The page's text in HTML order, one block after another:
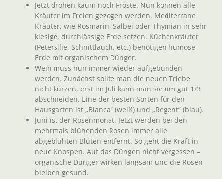
Jetzt drohen kaum noch Fröste. Nun können alle
Kräuter im Freien gezogen werden. Mediterrane
Kräuter, wie Rosmarin, Salbei oder Thymian in sehr
kiesige, durchlässige Erde setzen. Küchenkräuter
(Petersilie, Schnittlauch, etc.) benötigen humose
Erde mit organischem Dünger.
Wein muss nun immer wieder aufgebunden
werden. Zunächst sollte man die neuen Triebe
nicht kürzen, erst im Juli kann man sie um gut 1/3
abschneiden. Eine der besten Sorten für den
Hausgarten ist „Bianca“ (weiß) und „Regent“ (blau).
Juni ist der Rosenmonat. Jetzt werden bei den
mehrmals blühenden Rosen immer alle
abgeblühten Blüten entfernt. So geht die Kraft in
neue Knospen. Auf das Düngen nicht vergessen –
organische Dünger wirken langsam und die Rosen
bleiben gesund.